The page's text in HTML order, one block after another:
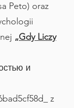
Peto) oraz
„Gdy Liczy
и
z